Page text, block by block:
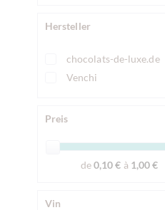
Hersteller
chocolats-de-luxe.de
Venchi
Preis
de0,10 € à 1,00 €
Vin